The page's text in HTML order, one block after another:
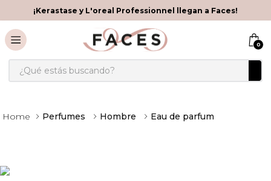
¡Kerastase y L'oreal Professionnel llegan a Faces!
0
¿Qué estás buscando?
Perfumes Hombre Eau de parfum